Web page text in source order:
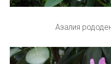
Азалия